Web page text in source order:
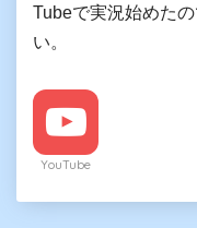
Tubeで実況始めた
い。
YouTube